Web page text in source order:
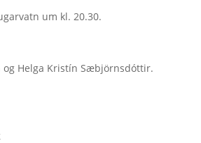
um kl. 20.30.
og Helga Kristín Sæbjörnsdóttir.